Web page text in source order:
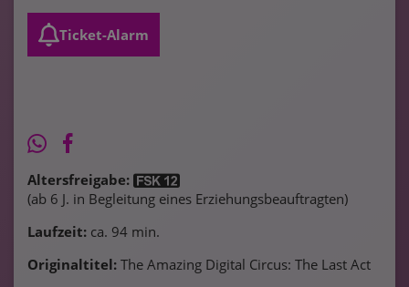
Ticket-Alarm
Altersfreigabe:
(ab 6 J. in Begleitung eines Erziehungsbeauftragten)
Laufzeit: ca. 94 min.
Originaltitel: The Amazing Digital Circus: The Last Act